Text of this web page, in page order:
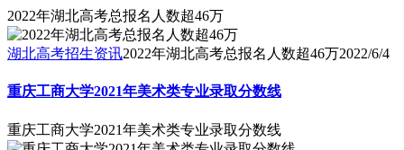
2022年湖北高考总报名人数超46万
湖北高考招生资讯2022年湖北高考总报名人数超46万2022/6/4
重庆工商大学2021年美术类专业录取分数线
重庆工商大学2021年美术类专业录取分数线